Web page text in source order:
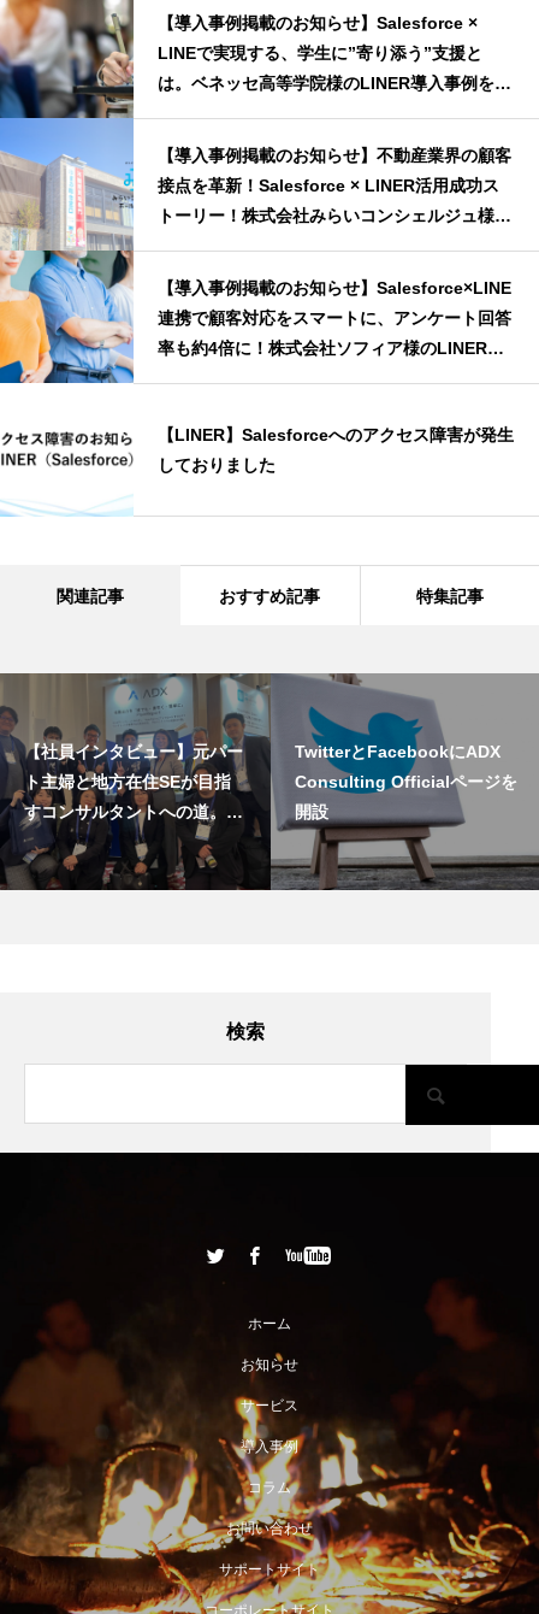
【導入事例掲載のお知らせ】Salesforce ×
LINEで実現する、学生に”寄り添う”支援と
は。ベネッセ高等学院様のLINER導入事例を公
【導入事例掲載のお知らせ】不動産業界の顧客
接点を革新！Salesforce × LINER活用成功ス
トーリー！株式会社みらいコンシェルジュ様の
【導入事例掲載のお知らせ】Salesforce×LINE
連携で顧客対応をスマートに、アンケート回答
率も約4倍に！株式会社ソフィア様のLINER導
【LINER】Salesforceへのアクセス障害が発生
しておりました
関連記事 おすすめ記事 特集記事
【社員インタビュー】元パー
ト主婦と地方在住SEが目指
すコンサルタントへの道。
Pathfinderプログラム後入社
したふたりが描く「私のキャ
TwitterとFacebookにADX
Consulting Officialページを
開設
検索
ホーム
お知らせ
サービス
導入事例
コラム
お問い合わせ
サポートサイト
コーポレートサイト